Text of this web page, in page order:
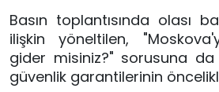
Basın toplantısında olası
ilişkin yöneltilen,
gider misiniz?" sorusuna da
güvenlik garantilerinin